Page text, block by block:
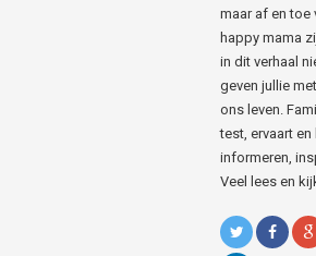
maar af en toe
happy mama
in dit verhaal
geven jullie
ons leven.
test, ervaart
informeren,
Veel lees en